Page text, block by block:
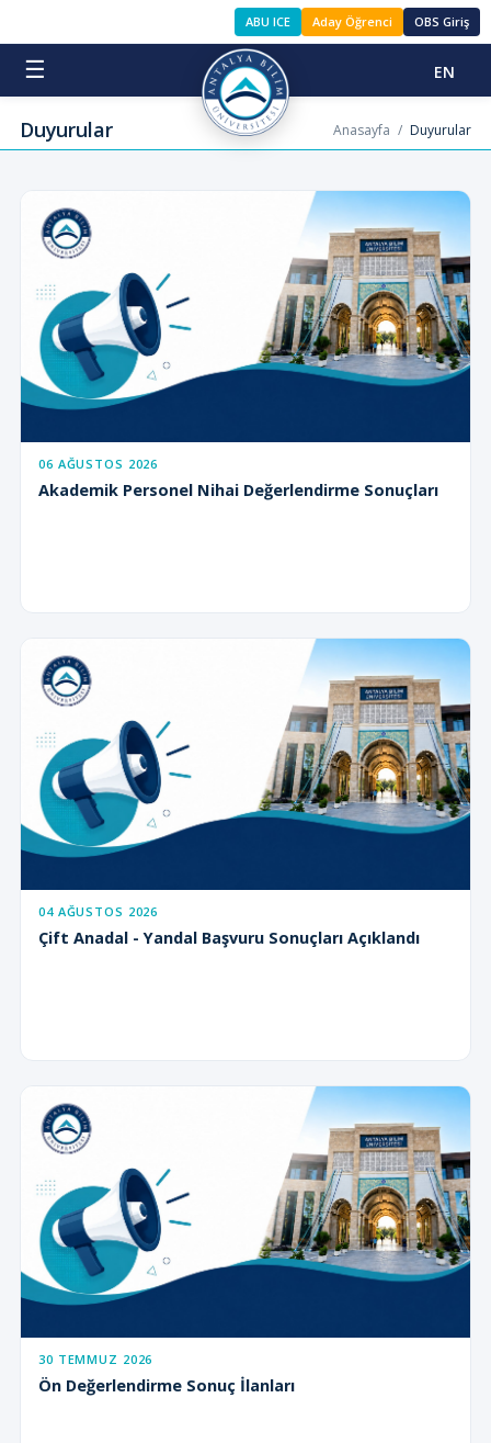
ABU ICE Aday Öğrenci OBS Giriş
☰ EN
Duyurular Anasayfa / Duyurular
06 AĞUSTOS 2026
Akademik Personel Nihai Değerlendirme Sonuçları
04 AĞUSTOS 2026
Çift Anadal - Yandal Başvuru Sonuçları Açıklandı
30 TEMMUZ 2026
Ön Değerlendirme Sonuç İlanları